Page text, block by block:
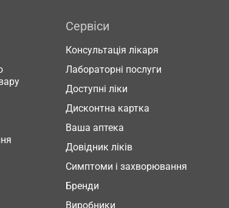
Сервіси
Консультація лікаря
Лабораторні послуги
Доступні ліки
Дисконтна картка
Ваша аптека
Довідник ліків
Симптоми і захворювання
Бренди
Виробники